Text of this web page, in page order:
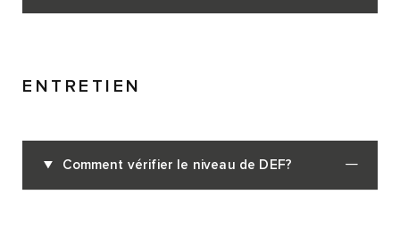
ENTRETIEN
Comment vérifier le niveau de DEF?